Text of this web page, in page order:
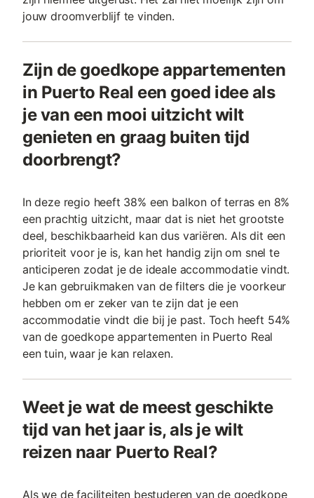
jouw droomverblijf te vinden.
Zijn de goedkope appartementen
in Puerto Real een goed idee als
je van een mooi uitzicht wilt
genieten en graag buiten tijd
doorbrengt?
In deze regio heeft 38% een balkon of terras en 8%
een prachtig uitzicht, maar dat is niet het grootste
deel, beschikbaarheid kan dus variëren. Als dit een
prioriteit voor je is, kan het handig zijn om snel te
anticiperen zodat je de ideale accommodatie vindt.
Je kan gebruikmaken van de filters die je voorkeur
hebben om er zeker van te zijn dat je een
accommodatie vindt die bij je past. Toch heeft 54%
van de goedkope appartementen in Puerto Real
een tuin, waar je kan relaxen.
Weet je wat de meest geschikte
tijd van het jaar is, als je wilt
reizen naar Puerto Real?
Als we de faciliteiten bestuderen van de goedkope